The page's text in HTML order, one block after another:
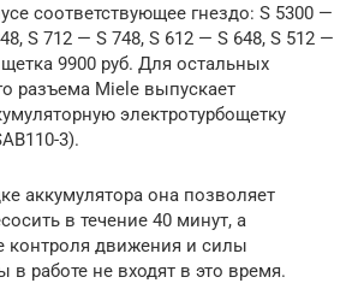
соответствующее гнездо: S 5300 —
S 712 — S 748, S 612 — S 648, S 512 —
щетка 9900 руб. Для остальных
разъема Miele выпускает
электротурбощетку
3).
аккумулятора она позволяет
в течение 40 минут, а
контроля движения и силы
в работе не входят в это время.